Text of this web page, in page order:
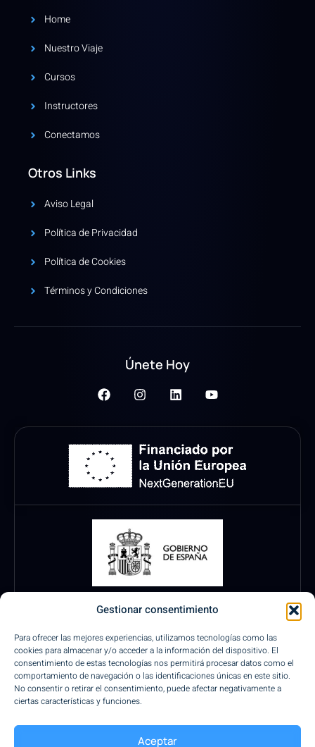
Gestionar consentimiento
Para ofrecer las mejores experiencias, utilizamos tecnologías como las
cookies para almacenar y/o acceder a la información del dispositivo. El
consentimiento de estas tecnologías nos permitirá procesar datos como el
comportamiento de navegación o las identificaciones únicas en este sitio.
No consentir o retirar el consentimiento, puede afectar negativamente a
ciertas características y funciones.
Aceptar
Home
Nuestro Viaje
Cursos
Instructores
Conectamos
Otros Links
Aviso Legal
Política de Privacidad
Política de Cookies
Términos y Condiciones
Únete Hoy
Pagos Seguros